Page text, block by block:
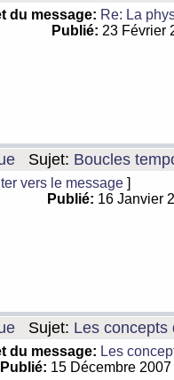
du message: Re: La
Publié: 23 Février
Sujet: Boucles
vers le message ]
Publié: 16 Janvier
Sujet: Les concepts
du message: Les
Publié: 15 Décembre